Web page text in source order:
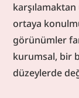
ortaya
görünümler
kurumsal, bir
düzeylerde